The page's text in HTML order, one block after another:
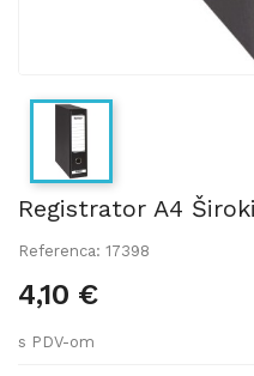
Registrator A4
Referenca: 17398
4,10 €
s PDV-om